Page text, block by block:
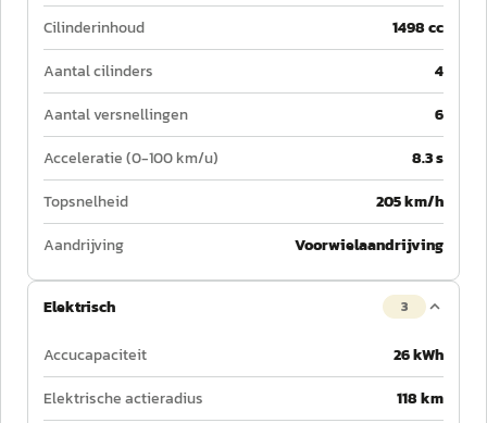
Cilinderinhoud
1498 cc
Aantal cilinders
4
Aantal versnellingen
6
Acceleratie (0-100 km/u)
8.3 s
Topsnelheid
205 km/h
Aandrijving
Voorwielaandrijving
Elektrisch 3
Accucapaciteit
26 kWh
Elektrische actieradius
118 km